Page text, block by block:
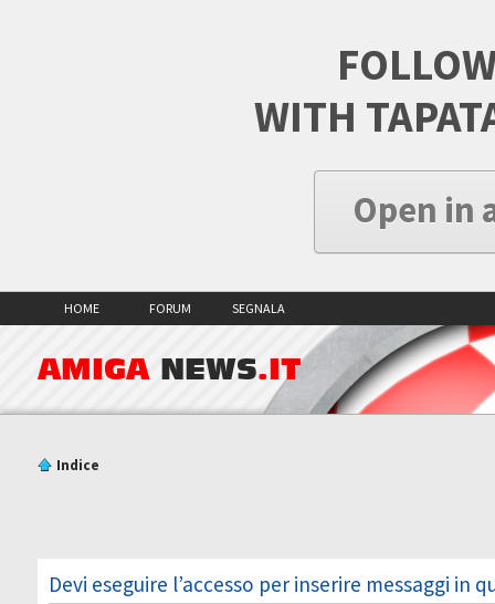
WITH
Open in
HOME FORUM SEGNALA
AMIGA NEWS.IT
Indice
Devi eseguire l’accesso per inserire messaggi in